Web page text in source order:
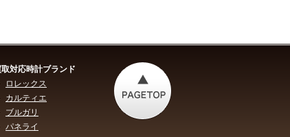
取対応時計ブランド
ロレックス
カルティエ
ブルガリ
パネライ